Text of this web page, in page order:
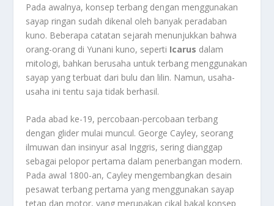
Pada awalnya, konsep terbang dengan menggunakan
sayap ringan sudah dikenal oleh banyak peradaban
kuno. Beberapa catatan sejarah menunjukkan bahwa
orang-orang di Yunani kuno, seperti Icarus dalam
mitologi, bahkan berusaha untuk terbang menggunakan
sayap yang terbuat dari bulu dan lilin. Namun, usaha-
usaha ini tentu saja tidak berhasil.
Pada abad ke-19, percobaan-percobaan terbang
dengan glider mulai muncul. George Cayley, seorang
ilmuwan dan insinyur asal Inggris, sering dianggap
sebagai pelopor pertama dalam penerbangan modern.
Pada awal 1800-an, Cayley mengembangkan desain
pesawat terbang pertama yang menggunakan sayap
tetap dan motor, yang merupakan cikal bakal konsep